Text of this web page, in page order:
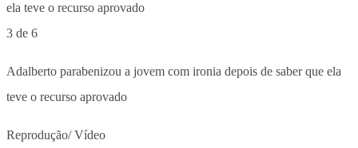
3 de 6
Adalberto parabenizou a jovem com ironia depois de saber que ela
teve o recurso aprovado
Reprodução/ Vídeo